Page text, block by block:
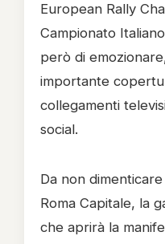
European Rally
Campionato
però di
importante
collegamenti
social.
Da non
Roma Capitale, la
che aprirà la